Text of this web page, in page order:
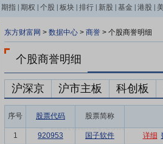
期指 期权 个股 板块 排行 新股 基金 港股
东方财富网 > 数据中心 > 商誉 > 个股商誉明细
个股商誉明细
沪深京 沪市主板 科创板
序号 股票代码 股票简称
1 920953 国子软件 详细